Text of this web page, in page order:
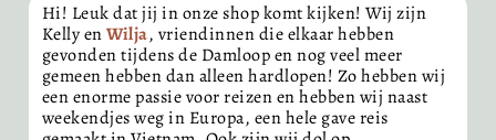
Hi! Leuk dat jij in onze shop komt kijken! Wij zijn
Kelly enWilja, vriendinnen die elkaar hebben
gevonden tijdens de Damloop en nog veel meer
gemeen hebben dan alleen hardlopen! Zo hebben wij
een enorme passie voor reizen en hebben wij naast
weekendjes weg in Europa, een hele gave reis